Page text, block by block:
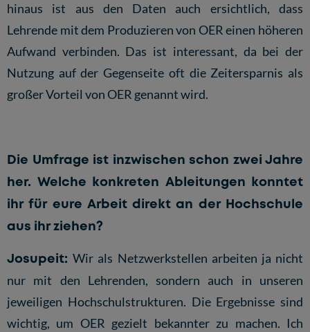
hinaus ist aus den Daten auch ersichtlich, dass
Lehrende mit dem Produzieren von OER einen höheren
Aufwand verbinden. Das ist interessant, da bei der
Nutzung auf der Gegenseite oft die Zeitersparnis als
großer Vorteil von OER genannt wird.
Die Umfrage ist inzwischen schon zwei Jahre
her. Welche konkreten Ableitungen konntet
ihr für eure Arbeit direkt an der Hochschule
aus ihr ziehen?
Josupeit:Wir als Netzwerkstellen arbeiten ja nicht
nur mit den Lehrenden, sondern auch in unseren
jeweiligen Hochschulstrukturen. Die Ergebnisse sind
wichtig, um OER gezielt bekannter zu machen. Ich